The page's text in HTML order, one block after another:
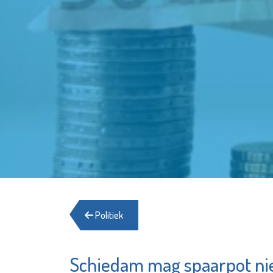
Politiek
Schiedam mag spaarpot
De Maatschappij
Open